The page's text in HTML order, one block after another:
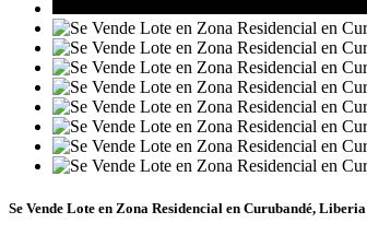
Se Vende Lote en Zona Residencial en Curubandé, Liberia